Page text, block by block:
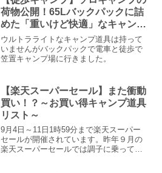
リのせ」でのキャンプの様子を、キャン
プ場の簡単な紹介を中心にお届けしま
す。
荷物公開！65Lバックパックに詰
めた「重いけど快適」なキャンプ
道具
ウルトラライトなキャンプ道具は持って
いませんがバックパックで電車と徒歩で
笠置キャンプ場に行きました。
【楽天スーパーセール】また衝動
買い！？～お買い得キャンプ道具
リスト～
9月4日～11日1時59分まで楽天スーパー
セールが開催されています。昨年９月の
楽天スーパーセールでは調子に乗ってテ